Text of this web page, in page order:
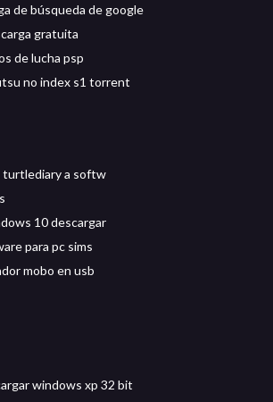
de búsqueda de google
gratuita
de lucha psp
no index s1 torrent
turtlediary a softw
10 descargar
para pc sims
mobo en usb
windows xp 32 bit